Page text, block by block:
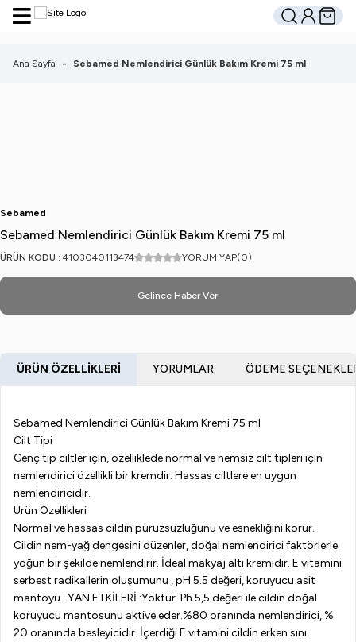
Hesabım
Sepetim
Ana Sayfa - Sebamed Nemlendirici Günlük Bakım Kremi 75 ml
Sebamed
Sebamed Nemlendirici Günlük Bakım Kremi 75 ml
ÜRÜN KODU : 4103040113474 YORUM YAP(0)
Gelince Haber Ver
ÜRÜN ÖZELLIKLERI YORUMLAR ÖDEME
Sebamed Nemlendirici Günlük Bakım Kremi 75 ml
Cilt Tipi
Genç tip ciltler için, özelliklede normal ve nemsiz cilt tipleri için
nemlendirici özellikli bir kremdir. Hassas ciltlere en uygun
nemlendiricidir.
Ürün Özellikleri
Normal ve hassas cildin pürüzsüzlüğünü ve esnekliğini korur.
Cildin nem-yağ dengesini düzenler, doğal nemlendirici faktörlerle
yoğun bir şekilde nemlendirir. İdeal makyaj altı kremidir. E vitamini
serbest radikallerin oluşumunu , pH 5.5 değeri, koruyucu asit
mantoyu . YAN ETKİLERİ :Yoktur. Ph 5,5 değeri ile cildin doğal
koruyucu mantosunu aktive eder.%80 oranında nemlendirici, %
20 oranında besleyicidir. İçerdiği E vitamini cildin erken sını .